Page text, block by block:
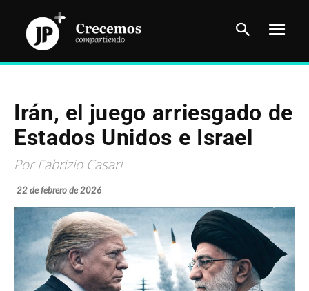
Irán, el juego arriesgado de
Estados Unidos e Israel
Por Fabrizio Casari
22 de febrero de 2026